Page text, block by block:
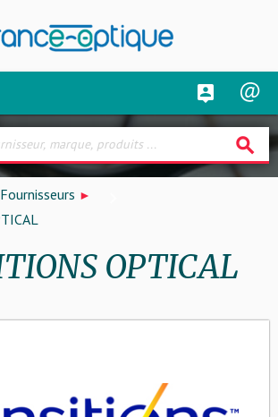
search
Fournisseurs
OPTICAL